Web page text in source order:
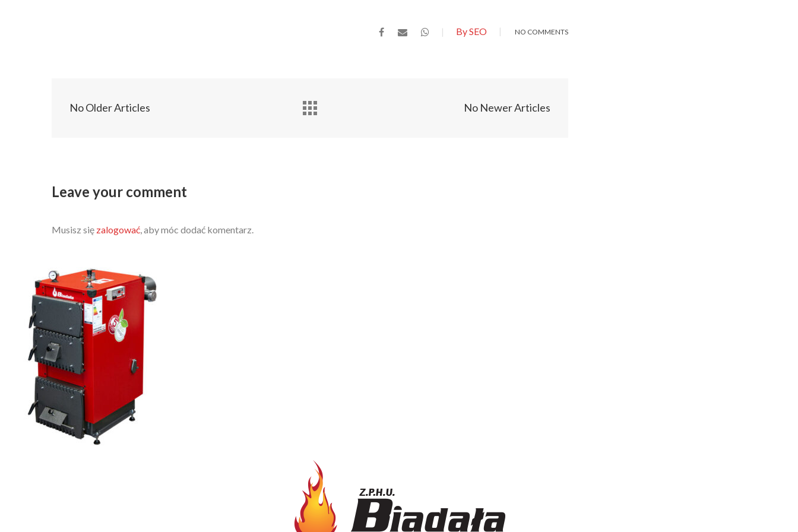
By SEO NO COMMENTS
No Older Articles No Newer Articles
Leave your comment
Musisz się zalogować, aby móc dodać komentarz.